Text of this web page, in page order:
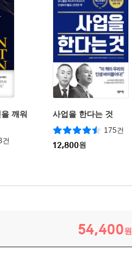
깨워
건
사업을 한다는 것
175건
12,800원
54,400원